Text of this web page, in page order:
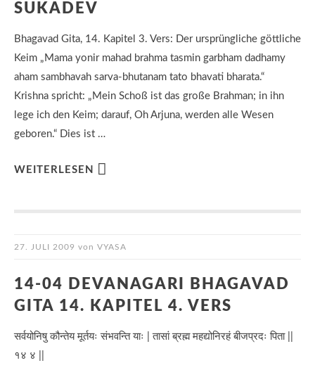
SUKADEV
Bhagavad Gita, 14. Kapitel 3. Vers: Der ursprüngliche göttliche
Keim „Mama yonir mahad brahma tasmin garbham dadhamy
aham sambhavah sarva-bhutanam tato bhavati bharata.“
Krishna spricht: „Mein Schoß ist das große Brahman; in ihn
lege ich den Keim; darauf, Oh Arjuna, werden alle Wesen
geboren.“ Dies ist …
WEITERLESEN
27. JULI 2009 von VYASA
14-04 DEVANAGARI BHAGAVAD
GITA 14. KAPITEL 4. VERS
सर्वयोनिषु कौन्तेय मूर्तयः संभवन्ति याः | तासां ब्रह्म महद्योनिरहं बीजप्रदः पिता ||
१४ ४ ||